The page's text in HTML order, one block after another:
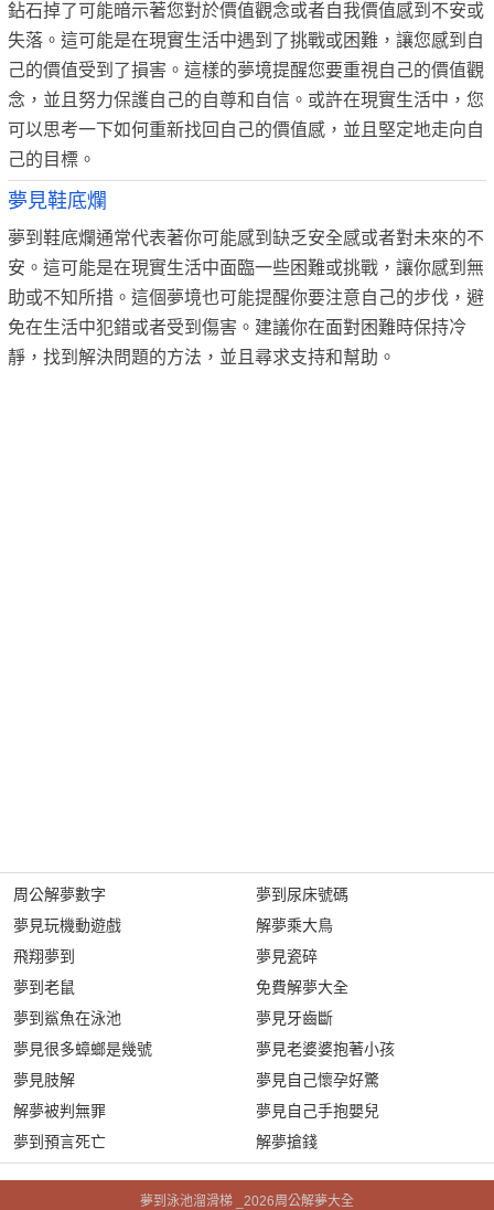
鉆石掉了可能暗示著您對於價值觀念或者自我價值感到不安或
失落。這可能是在現實生活中遇到了挑戰或困難，讓您感到自
己的價值受到了損害。這樣的夢境提醒您要重視自己的價值觀
念，並且努力保護自己的自尊和自信。或許在現實生活中，您
可以思考一下如何重新找回自己的價值感，並且堅定地走向自
己的目標。
夢見鞋底爛
夢到鞋底爛通常代表著你可能感到缺乏安全感或者對未來的不
安。這可能是在現實生活中面臨一些困難或挑戰，讓你感到無
助或不知所措。這個夢境也可能提醒你要注意自己的步伐，避
免在生活中犯錯或者受到傷害。建議你在面對困難時保持冷
靜，找到解決問題的方法，並且尋求支持和幫助。
周公解夢數字
夢見玩機動遊戲
飛翔夢到
夢到老鼠
夢到鯊魚在泳池
夢見很多蟑螂是幾號
夢見肢解
解夢被判無罪
夢到預言死亡
夢到尿床號碼
解夢乘大鳥
夢見瓷碎
免費解夢大全
夢見牙齒斷
夢見老婆婆抱著小孩
夢見自己懷孕好驚
夢見自己手抱嬰兒
解夢搶錢
夢到泳池溜滑梯 _2026周公解夢大全